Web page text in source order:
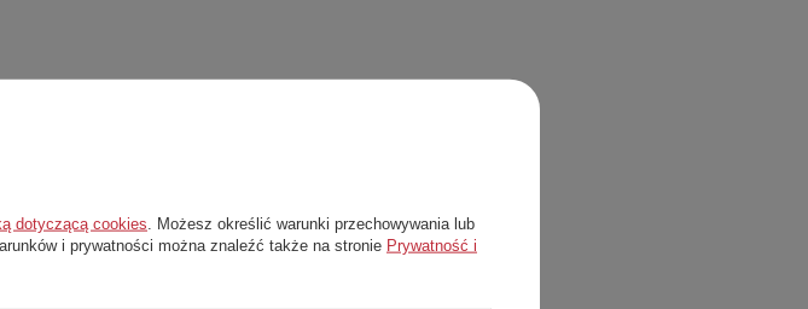
dotyczącą cookies . Możesz określić warunki przechowywania lub
i prywatności można znaleźć także na stronie Prywatność i